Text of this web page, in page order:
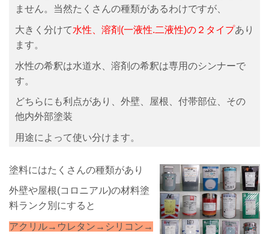
ません。当然たくさんの種類があるわけですが、
大きく分けて水性、溶剤(一液性.二液性)の２タイプあり
ます。
水性の希釈は水道水、溶剤の希釈は専用のシンナーで
す。
どちらにも利点があり、外壁、屋根、付帯部位、その
他内外部塗装
用途によって使い分けます。
塗料にはたくさんの種類があり
外壁や屋根(コロニアル)の材料塗
料ランク別にすると
アクリル→ウレタン→シリコン→